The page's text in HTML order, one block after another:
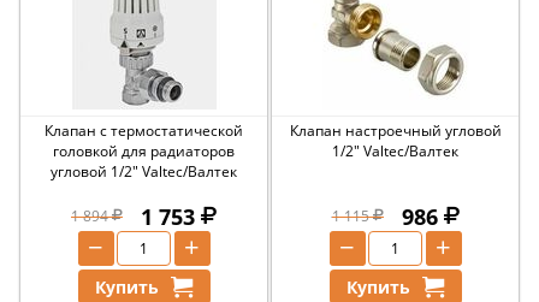
Клапан с термостатической
головкой для радиаторов
угловой 1/2" Valtec/Валтек
1 894 1 753
+
−
Купить
Клапан настроечный угловой
1/2" Valtec/Валтек
1 115 986
+
−
Купить